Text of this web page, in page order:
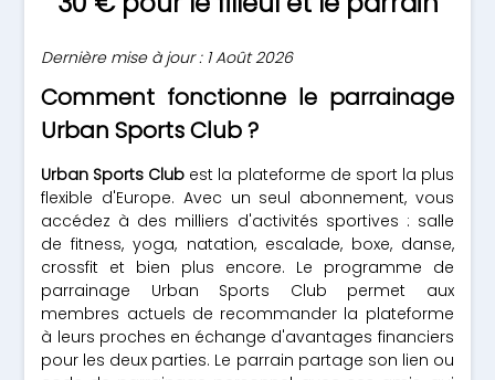
Dernière mise à jour : 1 Août 2026
Comment fonctionne le parrainage
Urban Sports Club ?
Urban Sports Club est la plateforme de sport la plus
flexible d'Europe. Avec un seul abonnement, vous
accédez à des milliers d'activités sportives : salle
de fitness, yoga, natation, escalade, boxe, danse,
crossfit et bien plus encore. Le programme de
parrainage Urban Sports Club permet aux
membres actuels de recommander la plateforme
à leurs proches en échange d'avantages financiers
pour les deux parties. Le parrain partage son lien ou